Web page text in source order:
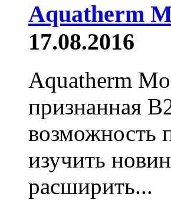
Aquatherm
17.08.2016
Aquatherm
признанная
возможность
изучить
расширить...